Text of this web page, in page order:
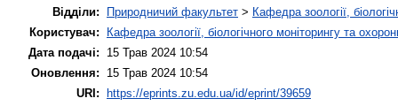
Відділи:
Природничий факультет > Кафедра зоології,
Користувач:
Кафедра зоології, біологічного моніторингу та
Дата подачі:
15 Трав 2024 10:54
Оновлення:
15 Трав 2024 10:54
URI:
https://eprints.zu.edu.ua/id/eprint/39659